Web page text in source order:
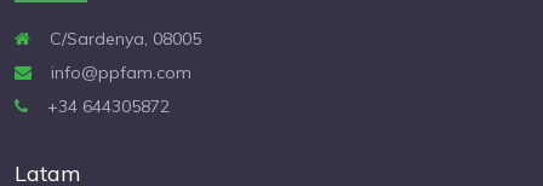
C/Sardenya, 08005
info@ppfam.com
+34 644305872
Latam